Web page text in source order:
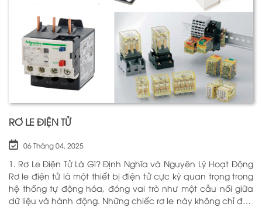
RƠ LE ĐIỆN TỬ
06 Tháng 04, 2025
1. Rơ Le Điện Tử Là Gì? Định Nghĩa và Nguyên Lý Hoạt Động
Rơ le điện tử là một thiết bị điện tử cực kỳ quan trọng trong
hệ thống tự động hóa, đóng vai trò như một cầu nối giữa
dữ liệu và hành động. Những chiếc rơ le này không chỉ đơn